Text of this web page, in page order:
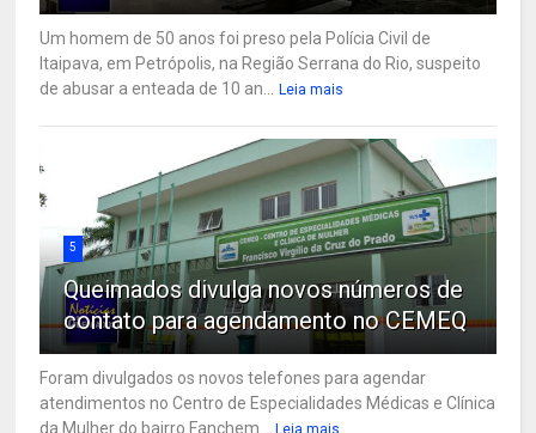
Um homem de 50 anos foi preso pela Polícia Civil de
Itaipava, em Petrópolis, na Região Serrana do Rio, suspeito
de abusar a enteada de 10 an...
Leia mais
5
Queimados divulga novos números de
contato para agendamento no CEMEQ
Foram divulgados os novos telefones para agendar
atendimentos no Centro de Especialidades Médicas e Clínica
da Mulher do bairro Fanchem...
Leia mais